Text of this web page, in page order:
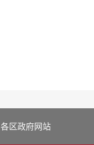
各区政府网站